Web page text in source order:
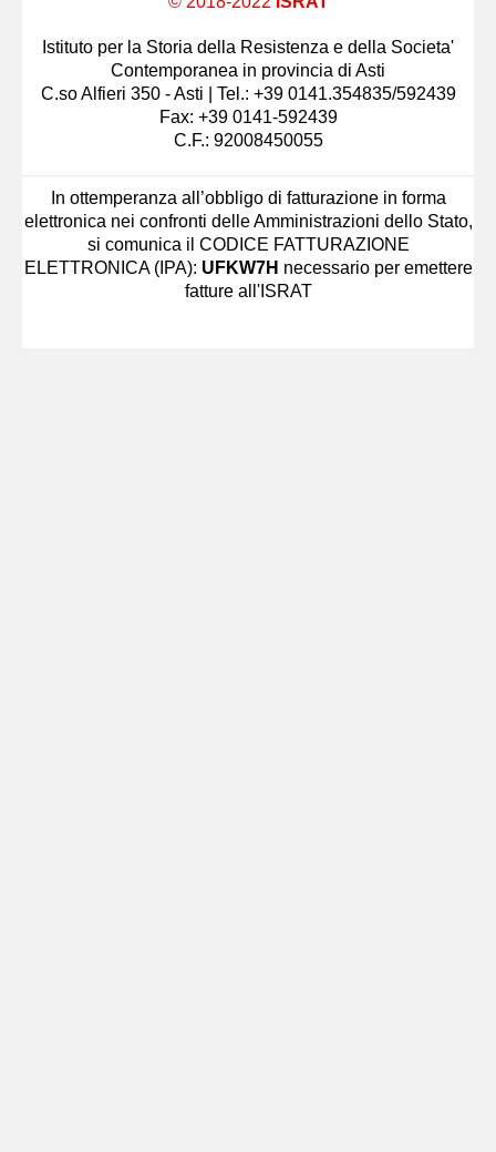
Istituto per la Storia della Resistenza e della Societa'
Contemporanea in provincia di Asti
C.so Alfieri 350 - Asti | Tel.: +39 0141.354835/592439
Fax: +39 0141-592439
C.F.: 92008450055
In ottemperanza all’obbligo di fatturazione in forma
elettronica nei confronti delle Amministrazioni dello Stato,
si comunica il CODICE FATTURAZIONE
ELETTRONICA (IPA): UFKW7H necessario per emettere
fatture all'ISRAT